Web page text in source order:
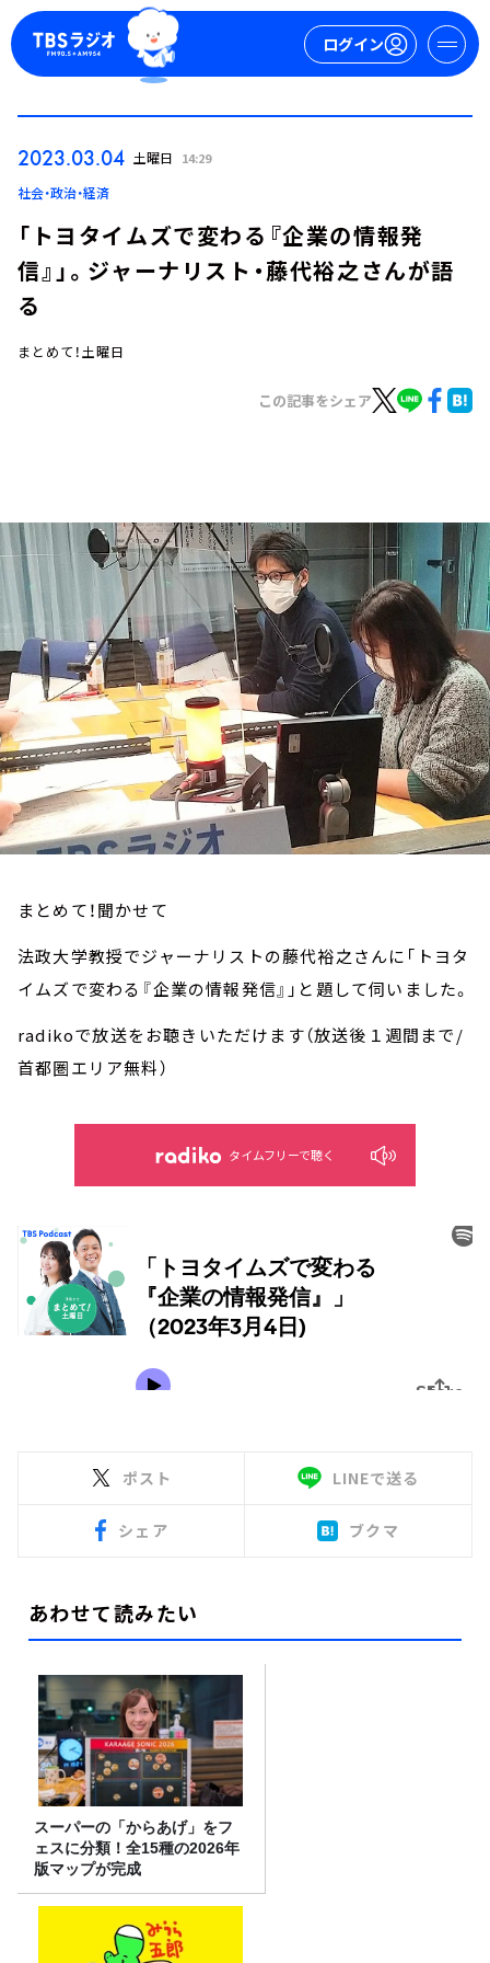
ログイン
イベント・グッズ
YouTube
会社情報
2023.03.04 土曜日 14:29
社会・政治・経済
「トヨタイムズで変わる『企業の情報発
信』」。ジャーナリスト・藤代裕之さんが語
る
まとめて！土曜日
この記事をシェア
まとめて！聞かせて
法政大学教授でジャーナリストの藤代裕之さんに「トヨタ
イムズで変わる『企業の情報発信』」と題して伺いました。
radikoで放送をお聴きいただけます（放送後１週間まで/
首都圏エリア無料）
タイムフリーで聴く
ポスト LINEで送る
シェア ブクマ
あわせて読みたい
スーパーの「からあげ」をフ
ェスに分類！全15種の2026年
版マップが完成